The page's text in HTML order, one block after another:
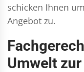
schicken Ihnen
Angebot zu.
Umwelt